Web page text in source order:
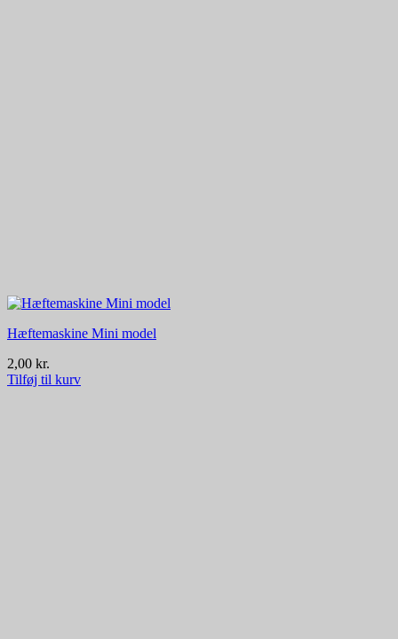
Hæftemaskine Mini model
2,00 kr.
Tilføj til kurv